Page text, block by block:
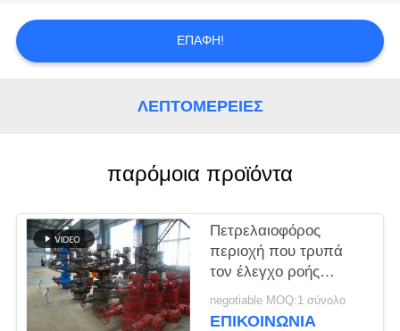
ΠΕΡΙΠΤΏΣΕΙΣ
ΕΠΑΦΉ!
ΛΕΠΤΟΜΈΡΕΙΕΣ
παρόμοια προϊόντα
Πετρελαιοφόρος
περιοχή που τρυπά
τον έλεγχο ροής
χριστουγεννιάτικων
δέντρων πηγών
negotiable MOQ:1 σύνολο
ΕΠΙΚΟΙΝΩΝΊΑ